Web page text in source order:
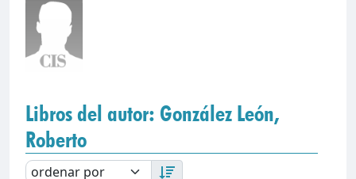
Libros del autor: González León,
Roberto